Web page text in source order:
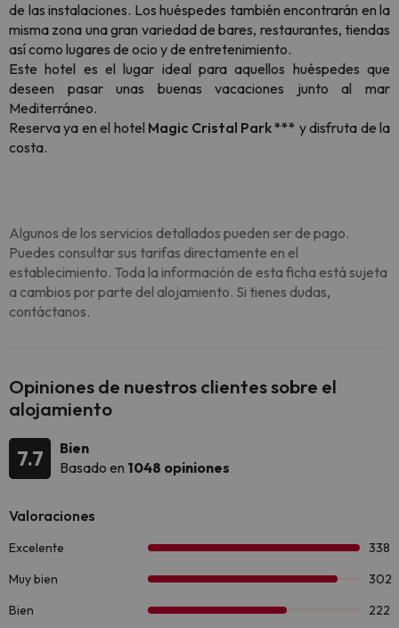
de las instalaciones. Los huéspedes también encontrarán en la
misma zona una gran variedad de bares, restaurantes, tiendas
así como lugares de ocio y de entretenimiento.
Este hotel es el lugar ideal para aquellos huéspedes que
deseen pasar unas buenas vacaciones junto al mar
Mediterráneo.
Reserva ya en el hotel Magic Cristal Park *** y disfruta de la
costa.
Algunos de los servicios detallados pueden ser de pago.
Puedes consultar sus tarifas directamente en el
establecimiento. Toda la información de esta ficha está sujeta
a cambios por parte del alojamiento. Si tienes dudas,
contáctanos.
Opiniones de nuestros clientes sobre el
alojamiento
7.7
Bien
Basado en 1048 opiniones